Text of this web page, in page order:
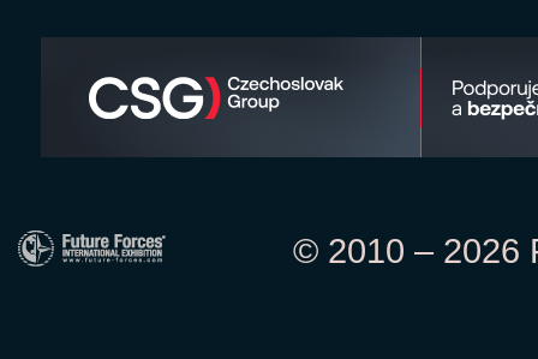
© 2010 – 2026